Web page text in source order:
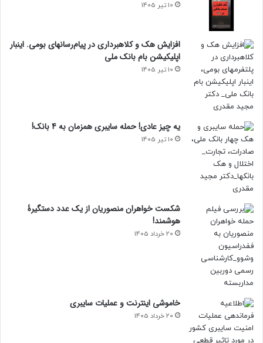
10 تیر 1405
افزایش هک و کلاهبرداری در پیام‌رسانهای بومی. اینبار
اپلیکیشن بام‌ بانک ملی
10 تیر 1405
یه چیز عادی! حمله سایبری همزمان به 4 بانک!
10 تیر 1405
شکست خواهران منصوریان از یک عدد دستگیرۀ
هوشمند!
20 خرداد 1405
خاموشی اینترنت و عملیات سایبری
20 خرداد 1405